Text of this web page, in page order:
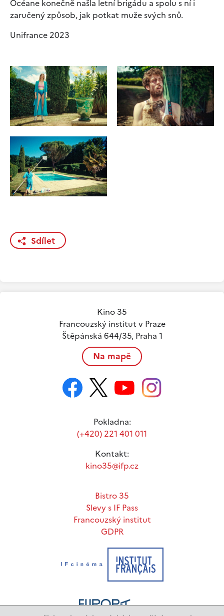
Océane konečně našla letní brigádu a spolu s ní i
zaručený způsob, jak potkat muže svých snů.
Unifrance 2023
Sdílet
Kino 35
Francouzský institut v Praze
Štěpánská 644/35, Praha 1
Na mapě
Pokladna:
(+420) 221 401 011
Kontakt:
kino35@ifp.cz
Bistro 35
Slevy s IF Pass
Francouzský institut
GDPR